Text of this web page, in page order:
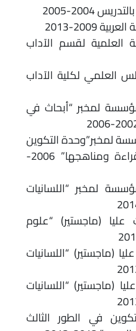
2005
2013
لقسم الآداب
لكلية الآداب
لمخبر “أبحاث في
التكوين
والبحث في نظريات القراءة ومناهجها” 2006-
لمخبر “اللسانيات
(ماجستير) “علوم
(ماجستير) “اللسانيات
(ماجستير) “اللسانيات
في الطور الثالث